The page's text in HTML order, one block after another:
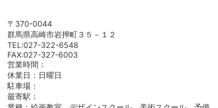
〒370-0044
群馬県高崎市岩押町３５－１２
TEL:027-322-6548
FAX:027-327-6003
営業時間：
休業日：日曜日
駐車場：
最寄駅：